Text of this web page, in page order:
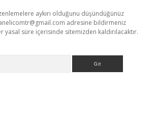
aykırı olduğunu düşündüğünüz
adresine bildirmeniz
yasal süre içerisinde sitemizden kaldırılacaktır.